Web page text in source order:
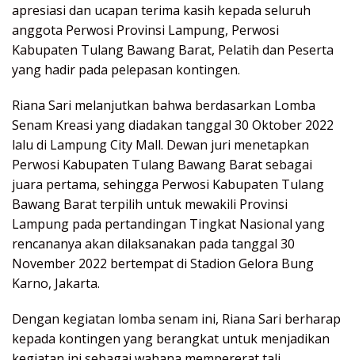
apresiasi dan ucapan terima kasih kepada seluruh
anggota Perwosi Provinsi Lampung, Perwosi
Kabupaten Tulang Bawang Barat, Pelatih dan Peserta
yang hadir pada pelepasan kontingen.
Riana Sari melanjutkan bahwa berdasarkan Lomba
Senam Kreasi yang diadakan tanggal 30 Oktober 2022
lalu di Lampung City Mall. Dewan juri menetapkan
Perwosi Kabupaten Tulang Bawang Barat sebagai
juara pertama, sehingga Perwosi Kabupaten Tulang
Bawang Barat terpilih untuk mewakili Provinsi
Lampung pada pertandingan Tingkat Nasional yang
rencananya akan dilaksanakan pada tanggal 30
November 2022 bertempat di Stadion Gelora Bung
Karno, Jakarta.
Dengan kegiatan lomba senam ini, Riana Sari berharap
kepada kontingen yang berangkat untuk menjadikan